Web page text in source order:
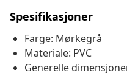
Spesifikasjoner
Farge: Mørkegrå
Materiale: PVC
Generelle